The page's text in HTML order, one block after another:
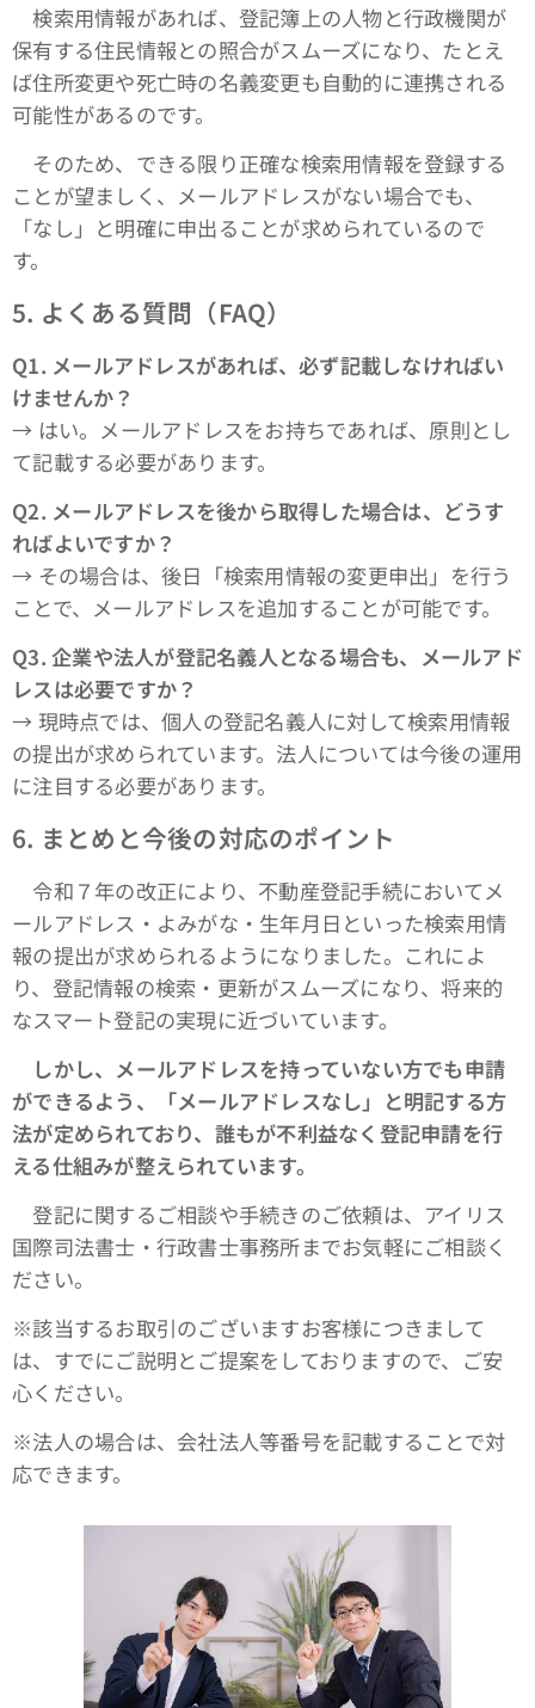
検索用情報があれば、登記簿上の人物と行政機関が
保有する住民情報との照合がスムーズになり、たとえ
ば住所変更や死亡時の名義変更も自動的に連携される
可能性があるのです。
そのため、できる限り正確な検索用情報を登録する
ことが望ましく、メールアドレスがない場合でも、
「なし」と明確に申出ることが求められているので
す。
5. よくある質問（FAQ）
Q1. メールアドレスがあれば、必ず記載しなければい
けませんか？
→ はい。メールアドレスをお持ちであれば、原則とし
て記載する必要があります。
Q2. メールアドレスを後から取得した場合は、どうす
ればよいですか？
→ その場合は、後日「検索用情報の変更申出」を行う
ことで、メールアドレスを追加することが可能です。
Q3.企業や法人が登記名義人となる場合も、メールアド
レスは必要ですか？
→ 現時点では、個人の登記名義人に対して検索用情報
の提出が求められています。法人については今後の運用
に注目する必要があります。
6. まとめと今後の対応のポイント
令和７年の改正により、不動産登記手続においてメ
ールアドレス・よみがな・生年月日といった検索用情
報の提出が求められるようになりました。これによ
り、登記情報の検索・更新がスムーズになり、将来的
なスマート登記の実現に近づいています。
しかし、メールアドレスを持っていない方でも申請
ができるよう、「メールアドレスなし」と明記する方
法が定められており、誰もが不利益なく登記申請を行
える仕組みが整えられています。
登記に関するご相談や手続きのご依頼は、アイリス
国際司法書士・行政書士事務所までお気軽にご相談く
ださい。
※該当するお取引のございますお客様につきまして
は、すでにご説明とご提案をしておりますので、ご安
心ください。
※法人の場合は、会社法人等番号を記載することで対
応できます。